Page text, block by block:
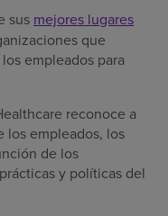
sus mejores lugares
que
empleados para
reconoce a
los empleados, los
de los
y políticas del